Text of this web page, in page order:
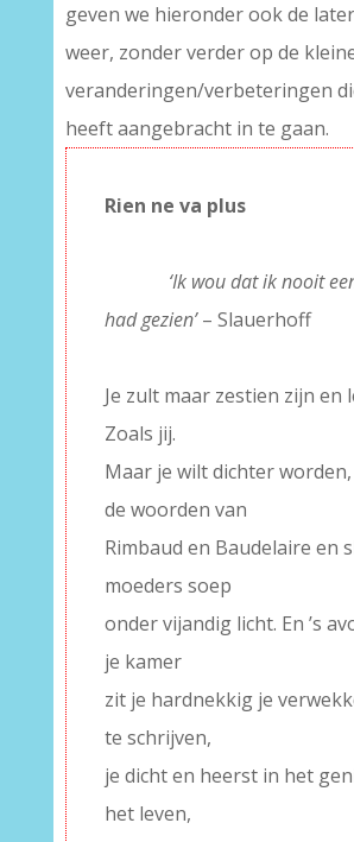
geven we hieronder ook de
weer, zonder verder op de
veranderingen/verbeteringen
heeft aangebracht in te gaan.
Rien ne va plus
‘Ik wou dat ik nooit
had gezien’– Slauerhoff
Je zult maar zestien zijn en
Zoals jij.
Maar je wilt dichter
de woorden van
Rimbaud en Baudelaire en
moeders soep
onder vijandig licht. En ’s
je kamer
zit je hardnekkig je
te schrijven,
je dicht en heerst in het
het leven,